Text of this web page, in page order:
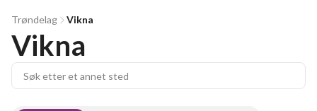
Trøndelag Vikna
Vikna